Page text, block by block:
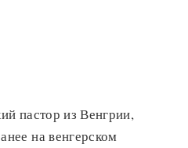
пастор из Венгрии,
на венгерском